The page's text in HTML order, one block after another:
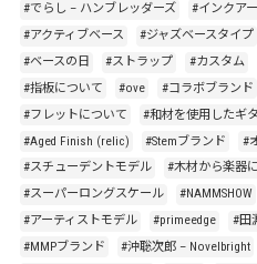
#でらし – ハンブレッダーズ
#インクア
#アクティブベース
#ジャズベースタイプ
#ベースの日
#ストラップ #カスタム
#指板について
#ove #コラボブランド
#フレットについて
#和材を使用したギ
#Aged Finish (relic)
#Stemブランド #
#スチューデントモデル
#木材から楽器
#スーパーロングスケール
#NAMMSHOW
#アーティストモデル
#primeedge #田
#MMPブランド
#沖聡次郎 – Novelbright